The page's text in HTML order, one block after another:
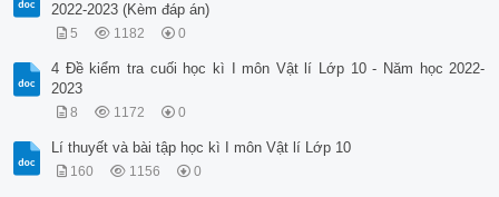
2022-2023 (Kèm đáp án)
5 1182 0
4 Đề kiểm tra cuối học kì I môn Vật lí Lớp 10 - Năm học 2022-
2023
8 1172 0
Lí thuyết và bài tập học kì I môn Vật lí Lớp 10
160 1156 0